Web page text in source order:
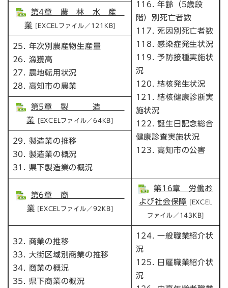
116. 年齢（5歳段
階）別死亡者数
117. 死因別死亡者数
118. 感染症発生状況
119. 予防接種実施状
況
120. 結核発生状況
121. 結核健康診断実
施状況
122. 誕生日記念総合
健康診査実施状況
123. 高知市の公害
第4章 農 林 水 産
業 [EXCELファイル／121KB]
25. 年次別農産物生産量
26. 漁獲高
27. 農地転用状況
28. 高知市の農業
第5章 製 造
業
[EXCELファイル／64KB]
29. 製造業の推移
30. 製造業の概況
31. 県下製造業の概況
第6章 商
業 [EXCELファイル／92KB]
第16章 労働お
よび社会保障 [EXCEL
ファイル／143KB]
32. 商業の推移
33. 大街区域別商業の推移
34. 商業の概況
35. 県下商業の概況
124. 一般職業紹介状
況
125. 日雇職業紹介状
況